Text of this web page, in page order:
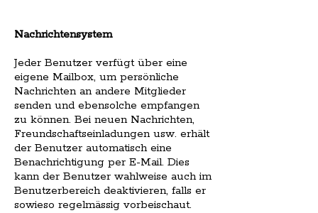
Nachrichtensystem
Jeder Benutzer verfügt über eine
eigene Mailbox, um persönliche
Nachrichten an andere Mitglieder
senden und ebensolche empfangen
zu können. Bei neuen Nachrichten,
Freundschaftseinladungen usw. erhält
der Benutzer automatisch eine
Benachrichtigung per E-Mail. Dies
kann der Benutzer wahlweise auch im
Benutzerbereich deaktivieren, falls er
sowieso regelmässig vorbeischaut.